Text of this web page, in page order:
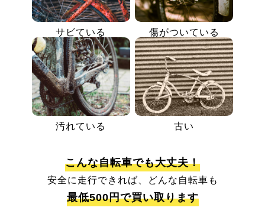
サビている 傷がついている
汚れている 古い
こんな自転車でも大丈夫！
安全に走行できれば、どんな自転車も
最低500円で買い取ります